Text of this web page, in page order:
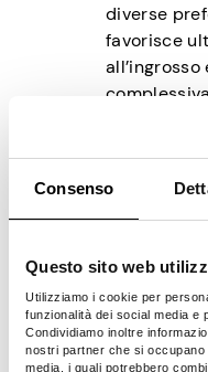
Consenso
Questo sito web
Utilizziamo i cookie per
funzionalità dei social media e
Condividiamo inoltre
nostri partner che si
media, i quali potrebbero
diverse
favorisce
complessiva.
Inoltre, i
introdurre
acquisti
clienti a
In che